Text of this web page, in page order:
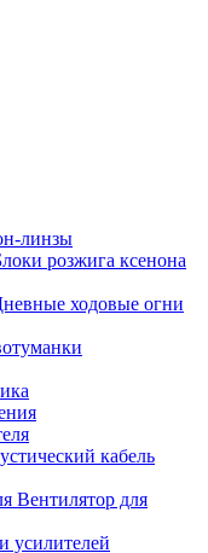
линзы
розжига ксенона
ходовые огни
кабель
Вентилятор для